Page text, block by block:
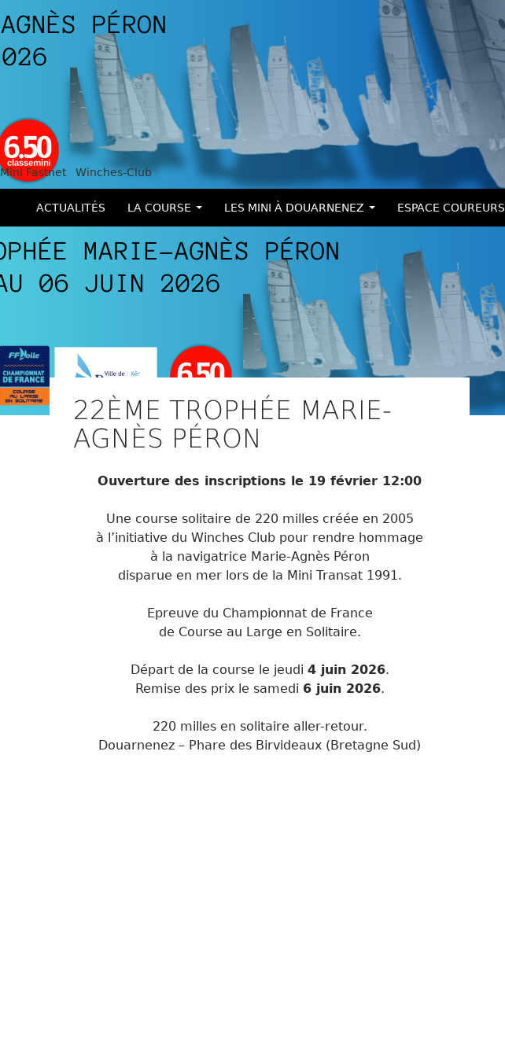
Mini Fastnet Winches-Club
ACTUALITÉS LA COURSE LES MINI À DOUARNENEZ ESPACE COUREURS
22ÈME TROPHÉE MARIE-
AGNÈS PÉRON
Ouverture des inscriptions le 19 février 12:00
Une course solitaire de 220 milles créée en 2005
à l’initiative du Winches Club pour rendre hommage
à la navigatrice Marie-Agnès Péron
disparue en mer lors de la Mini Transat 1991.
Epreuve du Championnat de France
de Course au Large en Solitaire.
Départ de la course le jeudi 4 juin 2026.
Remise des prix le samedi 6 juin 2026.
220 milles en solitaire aller-retour.
Douarnenez – Phare des Birvideaux (Bretagne Sud)